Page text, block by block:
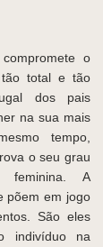
o
total e tão
dos pais
na sua mais
tempo,
o seu grau
feminina. A
põem em jogo
São eles
indivíduo na